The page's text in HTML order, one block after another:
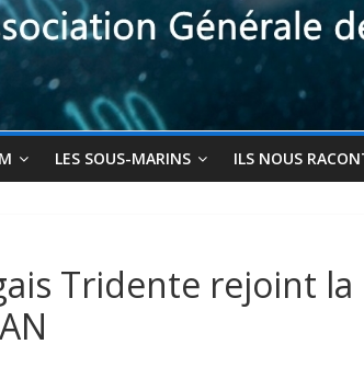
LES SOUS-MARINS ILS NOUS
Tridente rejoint la